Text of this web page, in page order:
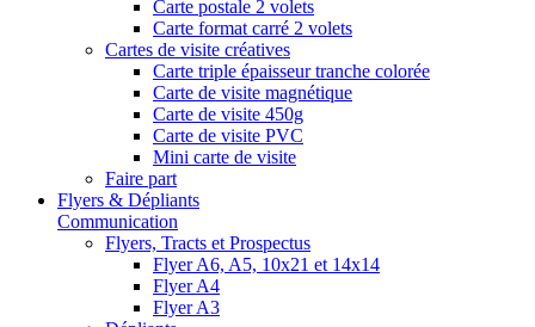
Carte postale 2 volets
Carte format carré 2 volets
Cartes de visite créatives
Carte triple épaisseur tranche colorée
Carte de visite magnétique
Carte de visite 450g
Carte de visite PVC
Mini carte de visite
Faire part
Flyers & Dépliants
Communication
Flyers, Tracts et Prospectus
Flyer A6, A5, 10x21 et 14x14
Flyer A4
Flyer A3